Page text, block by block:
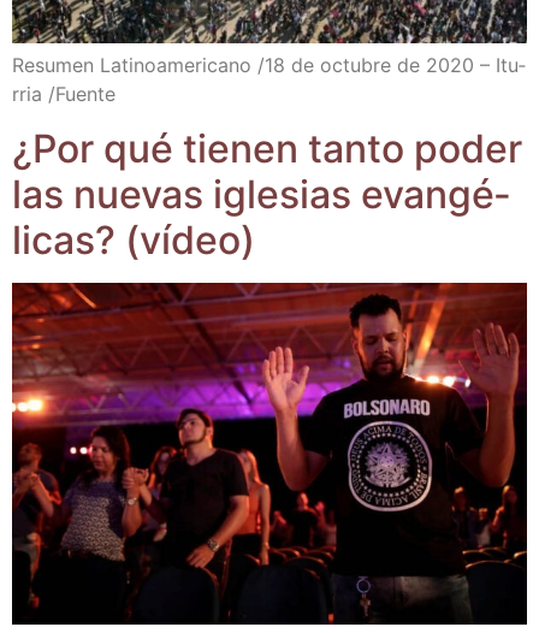
Resu­men Lati­no­ame­ri­cano /​18 de octu­bre de 2020 – Itu­
rria /​Fuen­te
¿Por qué tie­nen tan­to poder
las nue­vas igle­sias evan­gé­
li­cas? (vídeo)